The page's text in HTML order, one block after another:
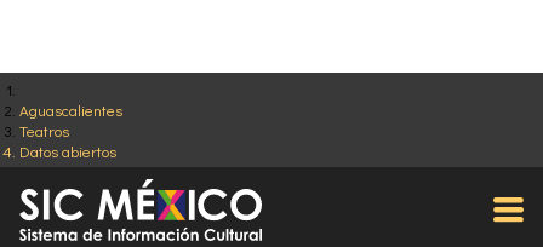
Aguascalientes
Teatros
Datos abiertos